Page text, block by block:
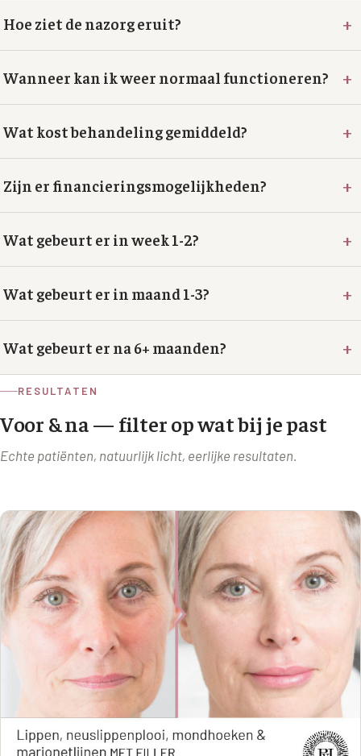
Hoe ziet de nazorg eruit? +
Wanneer kan ik weer normaal functioneren? +
Wat kost behandeling gemiddeld? +
Zijn er financieringsmogelijkheden? +
Wat gebeurt er in week 1-2? +
Wat gebeurt er in maand 1-3? +
Wat gebeurt er na 6+ maanden? +
RESULTATEN
Voor & na — filter op wat bij je past
Echte patiënten, natuurlijk licht, eerlijke resultaten.